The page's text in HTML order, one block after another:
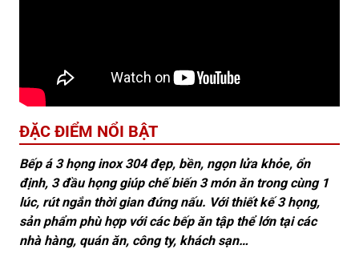
ĐẶC ĐIỂM NỔI BẬT
Bếp á 3 họng inox 304 đẹp, bền, ngọn lửa khỏe, ổn
định, 3 đầu họng giúp chế biến 3 món ăn trong cùng 1
lúc, rút ngắn thời gian đứng nấu. Với thiết kế 3 họng,
sản phẩm phù hợp với các bếp ăn tập thể lớn tại các
nhà hàng, quán ăn, công ty, khách sạn…